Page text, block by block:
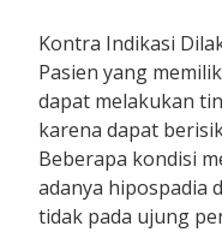
Kontra Indikasi
Pasien yang
dapat melakukan
karena dapat
Beberapa kondisi
adanya hipospadia
tidak pada ujung